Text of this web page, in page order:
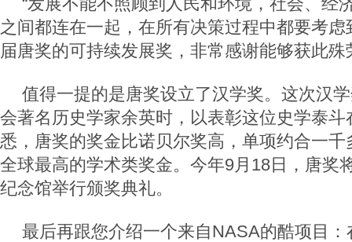
之间都连在一起，在所有决策过程中都要考
届唐奖的可持续发展奖，非常感谢能够获此殊
值得一提的是唐奖设立了汉学奖。这次汉
会著名历史学家余英时，以表彰这位史学泰
悉，唐奖的奖金比诺贝尔奖高，单项约合一
全球最高的学术类奖金。今年9月18日，唐奖
纪念馆举行颁奖典礼。
最后再跟您介绍一个来自NASA的酷项目